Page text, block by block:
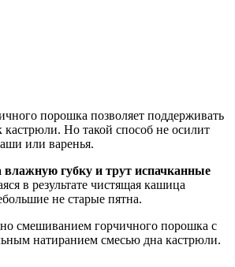
порошка позволяет поддерживать
кастрюли. Но такой способ не осилит
или варенья.
влажную губку и трут испачканные
в результате чистящая кашица
не старые пятна.
смешиванием горчичного порошка с
натиранием смесью дна кастрюли.